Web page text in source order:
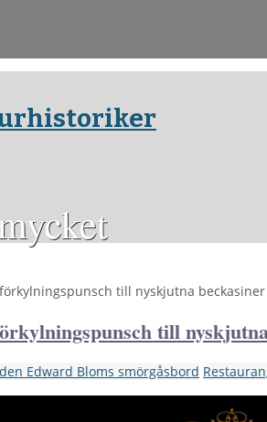
till nyskjutna beckasiner
till
Edward Bloms smörgåsbord